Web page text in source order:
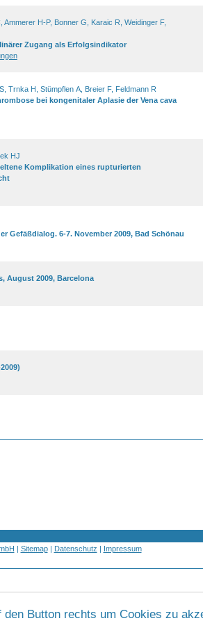
Button rechts um Cookies zu
H-P, Bonner G, Karaic R, Weidinger F,
Zugang als Erfolgsindikator
Trnka H, Stümpflen A, Breier F, Feldmann R
bei kongenitaler Aplasie der Vena cava
HJ
Komplikation eines rupturierten
Gefäßdialog. 6-7. November 2009, Bad Schönau
August 2009, Barcelona
| Sitemap| Datenschutz | Impressum